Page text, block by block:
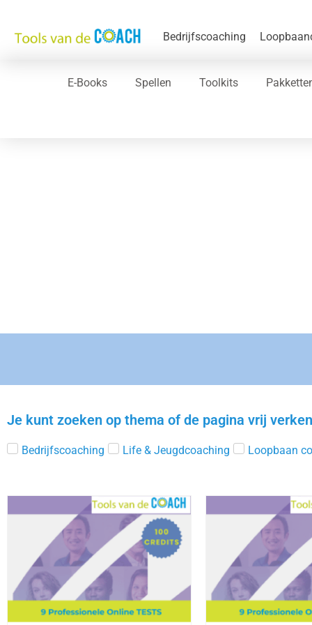
Bedrijfscoaching​
E-Books Spellen Toolkits
Je kunt zoeken op thema of de pagina vrij
Bedrijfscoaching Life & Jeugdcoaching Loopbaan